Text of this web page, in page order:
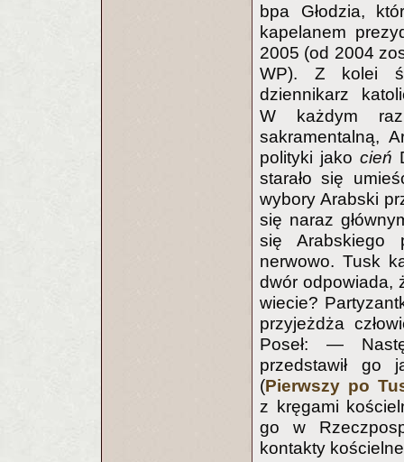
bpa Głodzia,
kapelanem
2005 (od 2004
WP). Z kolei
dziennikarz
W każdym
sakramentalną,
polityki jako cień
starało się
wybory Arabski
się naraz
się Arabskiego
nerwowo. Tusk
dwór odpowiada,
wiecie?
przyjeżdża
Poseł: —
przedstawił go
(Pierwszy po
z kręgami
go w
kontakty